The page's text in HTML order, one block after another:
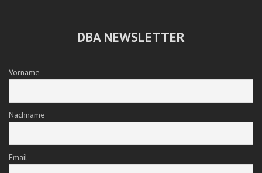
DBA NEWSLETTER
Vorname
Nachname
Email